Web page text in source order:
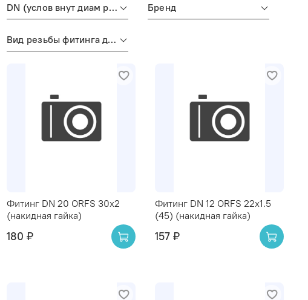
DN (услов внут диам рукава, фитингов) Бренд
Вид резьбы фитинга для РВД
Фитинг DN 20 ORFS 30x2
(накидная гайка)
180 ₽
Фитинг DN 12 ORFS 22x1.5
(45) (накидная гайка)
157 ₽